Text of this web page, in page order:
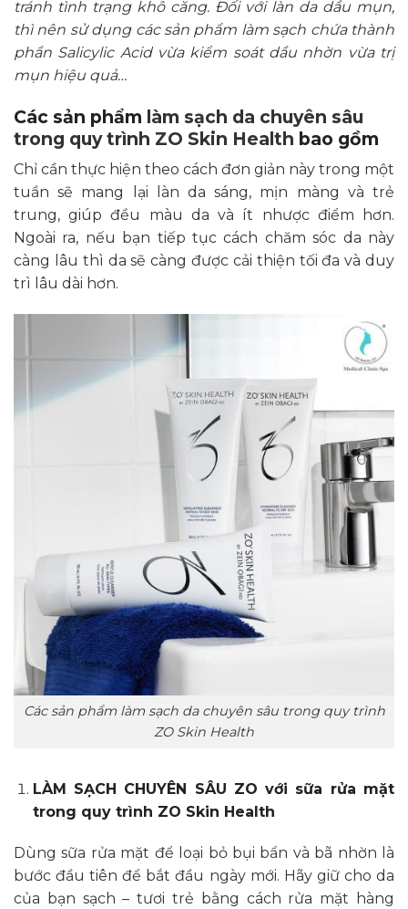
tránh tình trạng khô căng. Đối với làn da dầu mụn,
thì nên sử dụng các sản phẩm làm sạch chứa thành
phần Salicylic Acid vừa kiểm soát dầu nhờn vừa trị
mụn hiệu quả…
Các sản phẩm làm sạch da chuyên sâu
trong quy trình ZO Skin Health bao gồm
Chỉ cần thực hiện theo cách đơn giản này trong một
tuần sẽ mang lại làn da sáng, mịn màng và trẻ
trung, giúp đều màu da và ít nhược điểm hơn.
Ngoài ra, nếu bạn tiếp tục cách chăm sóc da này
càng lâu thì da sẽ càng được cải thiện tối đa và duy
trì lâu dài hơn.
Các sản phẩm làm sạch da chuyên sâu trong quy trình
ZO Skin Health
LÀM SẠCH CHUYÊN SÂU ZO với sữa rửa mặt
trong quy trình ZO Skin Health
Dùng sữa rửa mặt để loại bỏ bụi bẩn và bã nhờn là
bước đầu tiên để bắt đầu ngày mới. Hãy giữ cho da
của bạn sạch – tươi trẻ bằng cách rửa mặt hàng